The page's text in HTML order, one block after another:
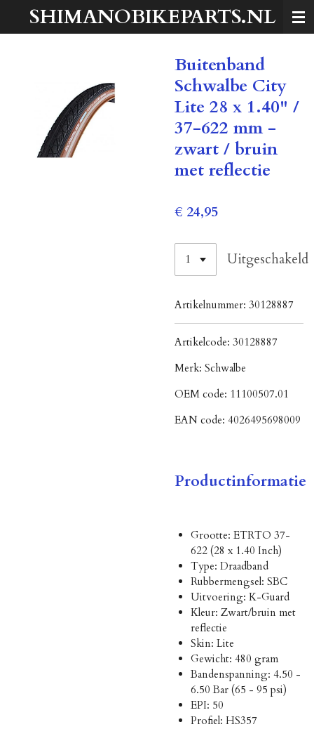
SHIMANOBIKEPARTS.NL
Buitenband
Schwalbe City
Lite 28 x 1.40" /
37-622 mm -
zwart / bruin
met reflectie
€ 24,95
Uitgeschakeld
Artikelnummer: 30128887
Artikelcode: 30128887
Merk: Schwalbe
OEM code: 11100507.01
EAN code: 4026495698009
Productinformatie
Grootte: ETRTO 37-
622 (28 x 1.40 Inch)
Type: Draadband
Rubbermengsel: SBC
Uitvoering: K-Guard
Kleur: Zwart/bruin met
reflectie
Skin: Lite
Gewicht: 480 gram
Bandenspanning: 4.50 -
6.50 Bar (65 - 95 psi)
EPI: 50
Profiel: HS357